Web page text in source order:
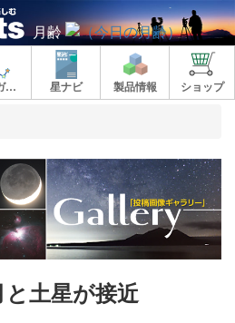
月齢
星空ガイド 星ナビ 製品情報 ショップ
土星が接近